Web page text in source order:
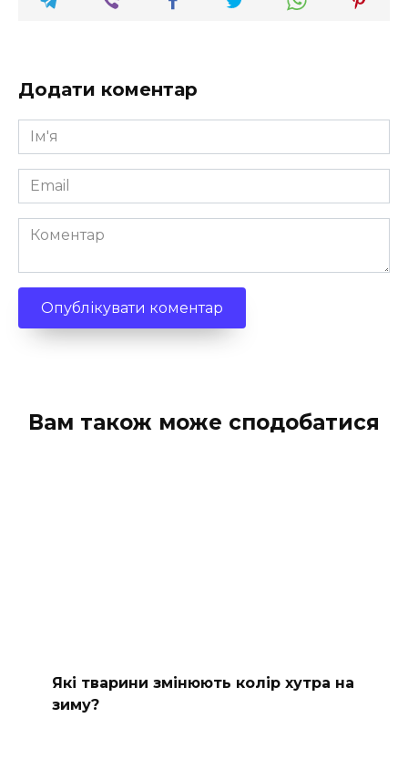
Додати коментар
Ім'я
*
Email
*
Коментар
Вам також може сподобатися
Які тварини змінюють колір хутра на
зиму?